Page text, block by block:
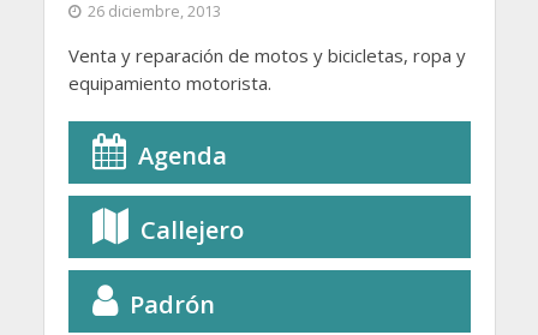
26 diciembre, 2013
Venta y reparación de motos y bicicletas, ropa y
equipamiento motorista.
Agenda
Callejero
Padrón